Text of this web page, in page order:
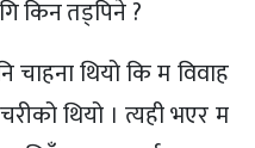
किन तड्पिने ?
थियो कि म विवाह
थियो । त्यही भएर म